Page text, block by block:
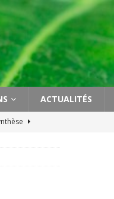
ACTUALITÉS